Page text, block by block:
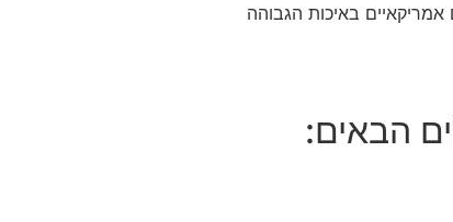
אמריקאיים באיכות הגבוהה
הבאים: